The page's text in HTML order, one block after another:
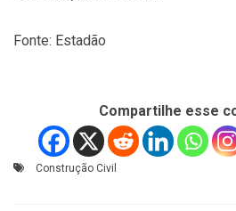
Fonte: Estadão
Compartilhe esse
Construção Civil